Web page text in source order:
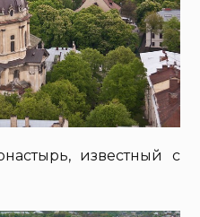
известный с